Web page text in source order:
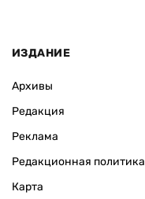
ИЗДАНИЕ
Архивы
Редакция
Реклама
Редакционная политика
Карта